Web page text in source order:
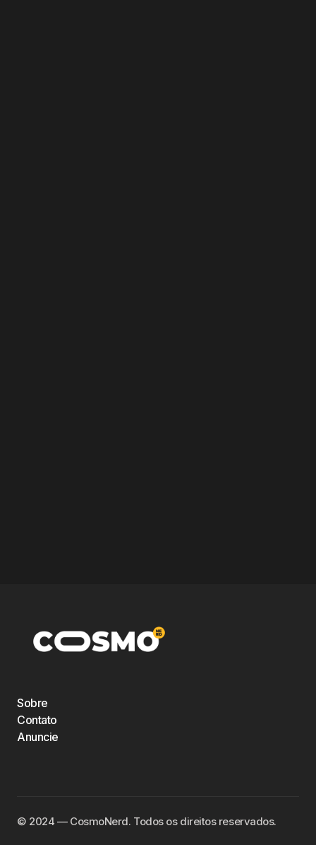
Sobre
Contato
Anuncie
©️ 2024 — CosmoNerd. Todos os direitos reservados.